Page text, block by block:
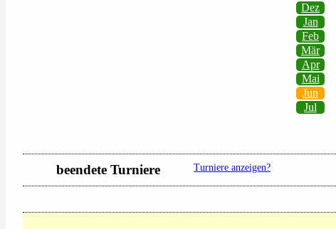
Dez
Jan
Feb
Mär
Apr
Mai
Jun
Jul
beendete Turniere Turniere anzeigen?